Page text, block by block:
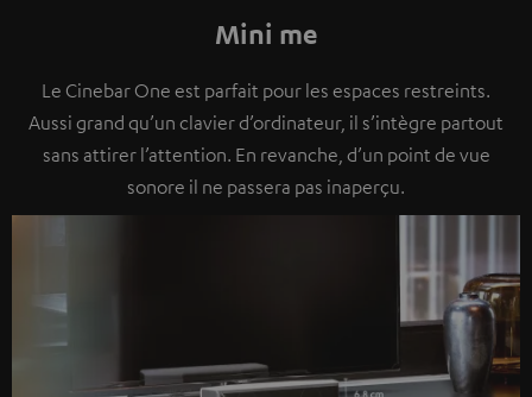
Mini me
Le Cinebar One est parfait pour les espaces restreints.
Aussi grand qu’un clavier d’ordinateur, il s’intègre partout
sans attirer l’attention. En revanche, d’un point de vue
sonore il ne passera pas inaperçu.